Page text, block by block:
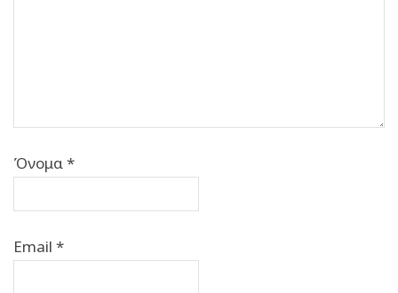
Όνομα*
Email *